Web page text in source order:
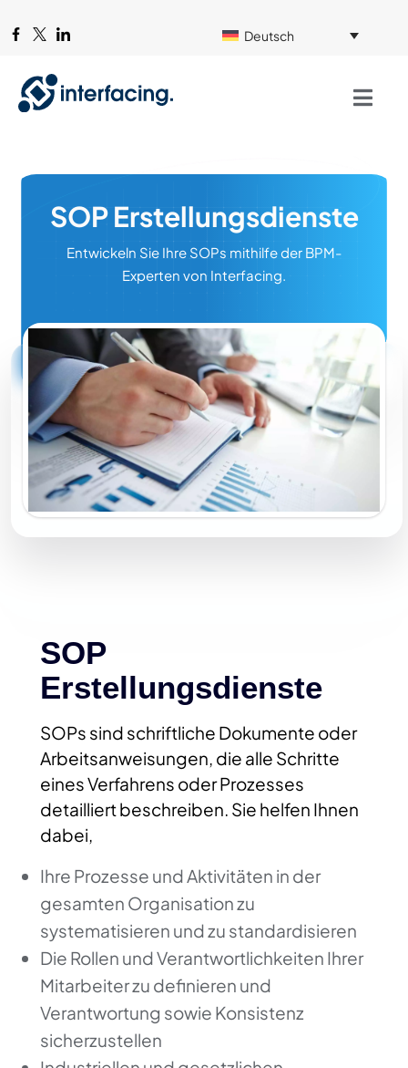
Deutsch
SOP Erstellungsdienste
Entwickeln Sie Ihre SOPs mithilfe der BPM-
Experten von Interfacing.
SOP
Erstellungsdienste
SOPs sind schriftliche Dokumente oder
Arbeitsanweisungen, die alle Schritte
eines Verfahrens oder Prozesses
detailliert beschreiben. Sie helfen Ihnen
dabei,
Ihre Prozesse und Aktivitäten in der
gesamten Organisation zu
systematisieren und zu standardisieren
Die Rollen und Verantwortlichkeiten Ihrer
Mitarbeiter zu definieren und
Verantwortung sowie Konsistenz
sicherzustellen